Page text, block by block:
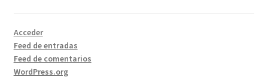
Acceder
Feed de entradas
Feed de comentarios
WordPress.org